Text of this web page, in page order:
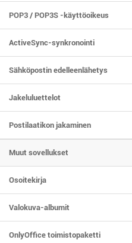
POP3 / POP3S -käyttöoikeus
ActiveSync-synkronointi
Sähköpostin edelleenlähetys
Jakeluluettelot
Postilaatikon jakaminen
Muut sovellukset
Osoitekirja
Valokuva-albumit
OnlyOffice toimistopaketti